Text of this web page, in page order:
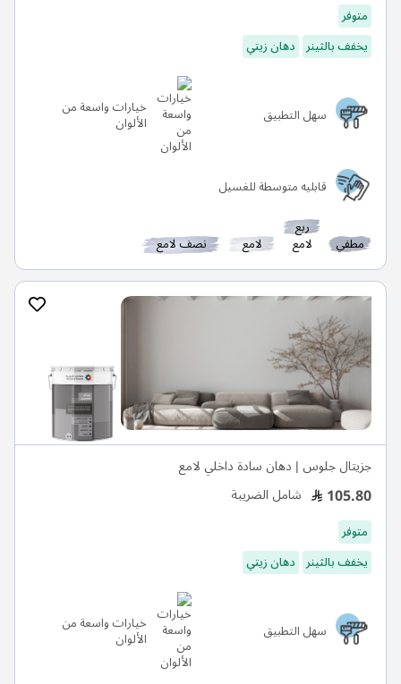
متوفر
يخفف بالثينر دهان زيتي
سهل التطبيق خيارات واسعة من
الألوان
قابليه متوسطة للغسيل
مطفي
ربع
لامع لامع نصف لامع
جزيتال جلوس | دهان سادة داخلي لامع
105.80 شامل الضريبة
متوفر
يخفف بالثينر دهان زيتي
سهل التطبيق خيارات واسعة من
الألوان